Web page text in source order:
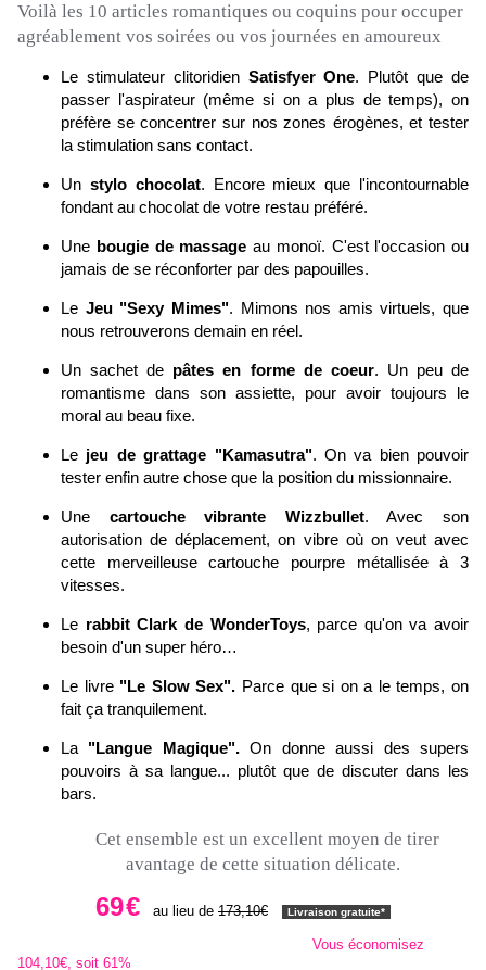
Voilà les 10 articles romantiques ou coquins pour occuper
agréablement vos soirées ou vos journées en amoureux
Le stimulateur clitoridien Satisfyer One. Plutôt que de
passer l'aspirateur (même si on a plus de temps), on
préfère se concentrer sur nos zones érogènes, et tester
la stimulation sans contact.
Un stylo chocolat. Encore mieux que l'incontournable
fondant au chocolat de votre restau préféré.
Une bougie de massage au monoï. C'est l'occasion ou
jamais de se réconforter par des papouilles.
Le Jeu "Sexy Mimes". Mimons nos amis virtuels, que
nous retrouverons demain en réel.
Un sachet de pâtes en forme de coeur. Un peu de
romantisme dans son assiette, pour avoir toujours le
moral au beau fixe.
Le jeu de grattage "Kamasutra". On va bien pouvoir
tester enfin autre chose que la position du missionnaire.
Une cartouche vibrante Wizzbullet. Avec son
autorisation de déplacement, on vibre où on veut avec
cette merveilleuse cartouche pourpre métallisée à 3
vitesses.
Le rabbit Clark de WonderToys, parce qu'on va avoir
besoin d'un super héro…
Le livre "Le Slow Sex". Parce que si on a le temps, on
fait ça tranquilement.
La "Langue Magique". On donne aussi des supers
pouvoirs à sa langue... plutôt que de discuter dans les
bars.
Cet ensemble est un excellent moyen de tirer
avantage de cette situation délicate.
69€ au lieu de 173,10€ Livraison gratuite*
Vous économisez
104,10€, soit 61%